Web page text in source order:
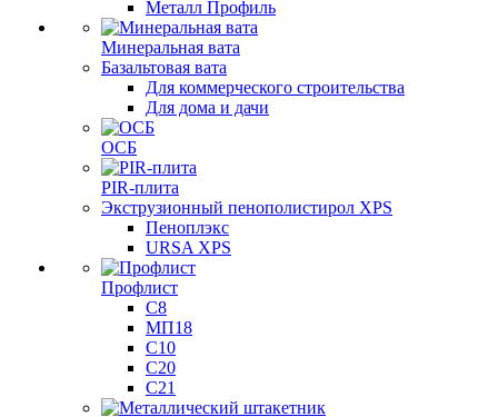
Металл Профиль
Минеральная вата
Базальтовая вата
Для коммерческого строительства
Для дома и дачи
ОСБ
PIR-плита
Экструзионный пенополистирол XPS
Пеноплэкс
URSA XPS
Профлист
С8
МП18
С10
С20
С21